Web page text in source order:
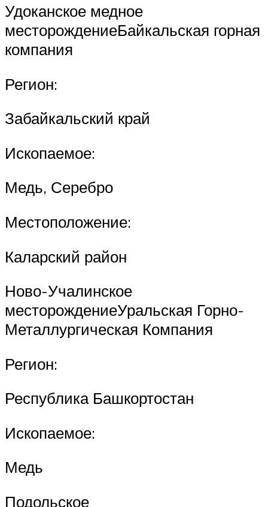
Удоканское медное
месторождениеБайкальская горная
компания
Регион:
Забайкальский край
Ископаемое:
Медь, Серебро
Местоположение:
Каларский район
Ново-Учалинское
месторождениеУральская Горно-
Металлургическая Компания
Регион:
Республика Башкортостан
Ископаемое:
Медь
Подольское